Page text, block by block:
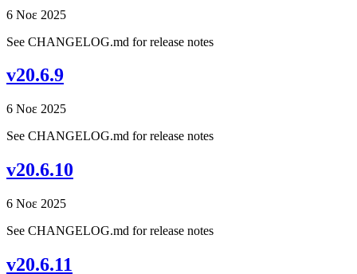
6 Νοε 2025
See CHANGELOG.md for release notes
v20.6.9
6 Νοε 2025
See CHANGELOG.md for release notes
v20.6.10
6 Νοε 2025
See CHANGELOG.md for release notes
v20.6.11